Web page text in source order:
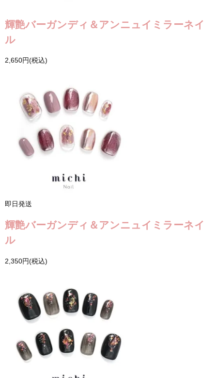
輝艶バーガンディ＆アンニュイミラーネイ
ル
2,650円(税込)
即日発送
輝艶バーガンディ＆アンニュイミラーネイ
ル
2,350円(税込)